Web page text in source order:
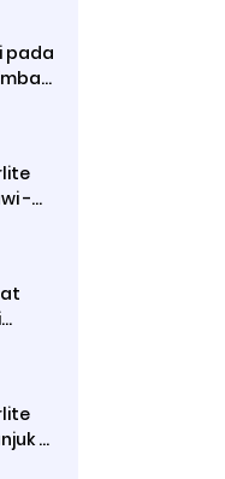
pada
-
ke
-